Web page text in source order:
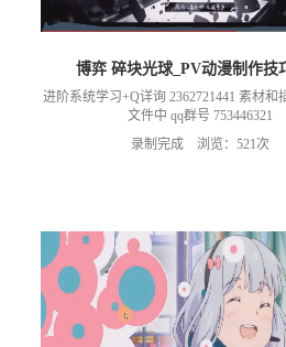
博弈 碎块光球_PV动漫制作技
进阶系统学习+Q详询 2362721441 素材和
文件中 qq群号 753446321
录制完成 浏览：521次